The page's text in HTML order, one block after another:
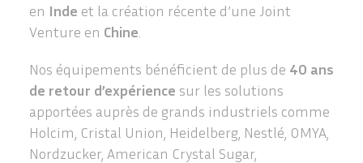
en Inde et la création récente d’une Joint
Venture en Chine
Nos équipements bénéficient de plus de 40 ans
de retour d’expérience sur les solutions
apportées auprès de grands industriels comme
Holcim, Cristal Union, Heidelberg, Nestlé, OMYA,
Nordzucker, American Crystal Sugar,